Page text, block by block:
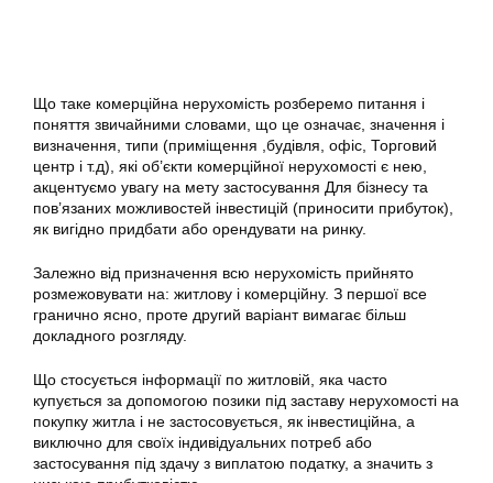
Що таке комерційна нерухомість розберемо питання і
поняття звичайними словами, що це означає, значення і
визначення, типи (приміщення ,будівля, офіс, Торговий
центр і т.д), які об’єкти комерційної нерухомості є нею,
акцентуємо увагу на мету застосування Для бізнесу та
пов’язаних можливостей інвестицій (приносити прибуток),
як вигідно придбати або орендувати на ринку.
Залежно від призначення всю нерухомість прийнято
розмежовувати на: житлову і комерційну. З першої все
гранично ясно, проте другий варіант вимагає більш
докладного розгляду.
Що стосується інформації по житловій, яка часто
купується за допомогою позики під заставу нерухомості на
покупку житла і не застосовується, як інвестиційна, а
виключно для своїх індивідуальних потреб або
застосування під здачу з виплатою податку, а значить з